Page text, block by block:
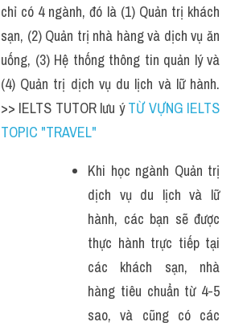
chỉ có 4 ngành, đó là (1) Quản trị khách
sạn, (2) Quản trị nhà hàng và dịch vụ ăn
uống, (3) Hệ thống thông tin quản lý và
(4) Quản trị dịch vụ du lịch và lữ hành.
>> IELTS TUTOR lưu ý TỪ VỰNG IELTS
TOPIC "TRAVEL"
Khi học ngành Quản trị
dịch vụ du lịch và lữ
hành, các bạn sẽ được
thực hành trực tiếp tại
các khách sạn, nhà
hàng tiêu chuẩn từ 4-5
sao, và cũng có các